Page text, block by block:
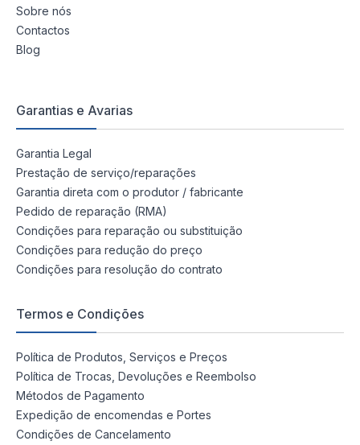
Sobre nós
Contactos
Blog
Garantias e Avarias
Garantia Legal
Prestação de serviço/reparações
Garantia direta com o produtor / fabricante
Pedido de reparação (RMA)
Condições para reparação ou substituição
Condições para redução do preço
Condições para resolução do contrato
Termos e Condições
Política de Produtos, Serviços e Preços
Política de Trocas, Devoluções e Reembolso
Métodos de Pagamento
Expedição de encomendas e Portes
Condições de Cancelamento